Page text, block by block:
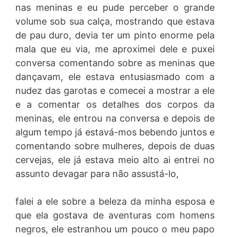
nas meninas e eu pude perceber o grande
volume sob sua calça, mostrando que estava
de pau duro, devia ter um pinto enorme pela
mala que eu via, me aproximei dele e puxei
conversa comentando sobre as meninas que
dançavam, ele estava entusiasmado com a
nudez das garotas e comecei a mostrar a ele
e a comentar os detalhes dos corpos da
meninas, ele entrou na conversa e depois de
algum tempo já estavá-mos bebendo juntos e
comentando sobre mulheres, depois de duas
cervejas, ele já estava meio alto ai entrei no
assunto devagar para não assustá-lo,
falei a ele sobre a beleza da minha esposa e
que ela gostava de aventuras com homens
negros, ele estranhou um pouco o meu papo